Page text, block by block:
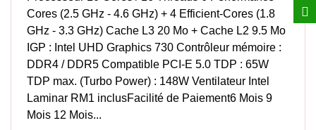
Cores (2.5 GHz - 4.6 GHz) + 4 Efficient-Cores (1.8
GHz - 3.3 GHz) Cache L3 20 Mo + Cache L2 9.5 Mo
IGP : Intel UHD Graphics 730 Contrôleur mémoire :
DDR4 / DDR5 Compatible PCI-E 5.0 TDP : 65W
TDP max. (Turbo Power) : 148W Ventilateur Intel
Laminar RM1 inclusFacilité de Paiement6 Mois 9
Mois 12 Mois...